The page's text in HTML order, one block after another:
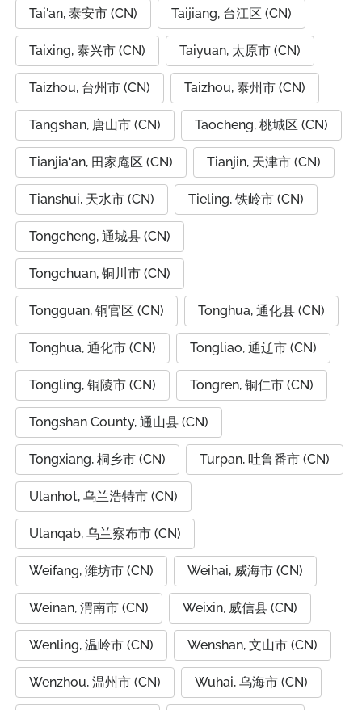
Tai'an, 泰安市 (CN) Taijiang, 台江区 (CN)
Taixing, 泰兴市 (CN) Taiyuan, 太原市 (CN)
Taizhou, 台州市 (CN) Taizhou, 泰州市 (CN)
Tangshan, 唐山市 (CN) Taocheng, 桃城区 (CN)
Tianjia‘an, 田家庵区 (CN) Tianjin, 天津市 (CN)
Tianshui, 天水市 (CN) Tieling, 铁岭市 (CN)
Tongcheng, 通城县 (CN)
Tongchuan, 铜川市 (CN)
Tongguan, 铜官区 (CN) Tonghua, 通化县 (CN)
Tonghua, 通化市 (CN) Tongliao, 通辽市 (CN)
Tongling, 铜陵市 (CN) Tongren, 铜仁市 (CN)
Tongshan County, 通山县 (CN)
Tongxiang, 桐乡市 (CN) Turpan, 吐鲁番市 (CN)
Ulanhot, 乌兰浩特市 (CN)
Ulanqab, 乌兰察布市 (CN)
Weifang, 潍坊市 (CN) Weihai, 威海市 (CN)
Weinan, 渭南市 (CN) Weixin, 威信县 (CN)
Wenling, 温岭市 (CN) Wenshan, 文山市 (CN)
Wenzhou, 温州市 (CN) Wuhai, 乌海市 (CN)